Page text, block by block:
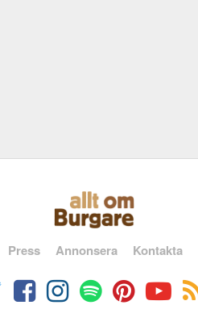
Press Annonsera Kontakta